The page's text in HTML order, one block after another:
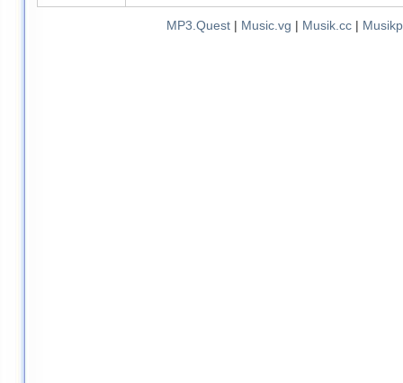
MP3.Quest| Music.vg | Musik.cc|